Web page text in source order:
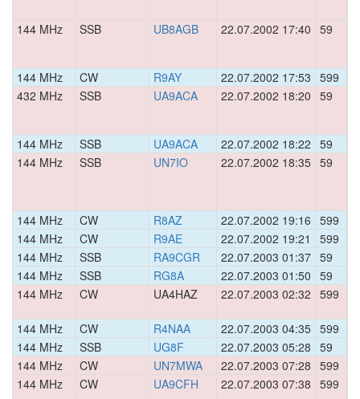
144 MHz SSB UB8AGB 22.07.2002 17:40 59
144 MHz CW R9AY 22.07.2002 17:53 599
432 MHz
SSB UA9ACA 22.07.2002 18:20 59
144 MHz SSB UA9ACA 22.07.2002 18:22 59
144 MHz
SSB UN7IO 22.07.2002 18:35 59
144 MHz CW R8AZ 22.07.2002 19:16 599
144 MHz
CW R9AE 22.07.2002 19:21 599
144 MHz
SSB RA9CGR 22.07.2003 01:37 59
144 MHz
SSB RG8A 22.07.2003 01:50 59
144 MHz
CW UA4HAZ 22.07.2003 02:32 599
144 MHz CW R4NAA 22.07.2003 04:35 599
144 MHz
SSB UG8F 22.07.2003 05:28 59
144 MHz
CW UN7MWA 22.07.2003 07:28 599
144 MHz
CW UA9CFH 22.07.2003 07:38 599